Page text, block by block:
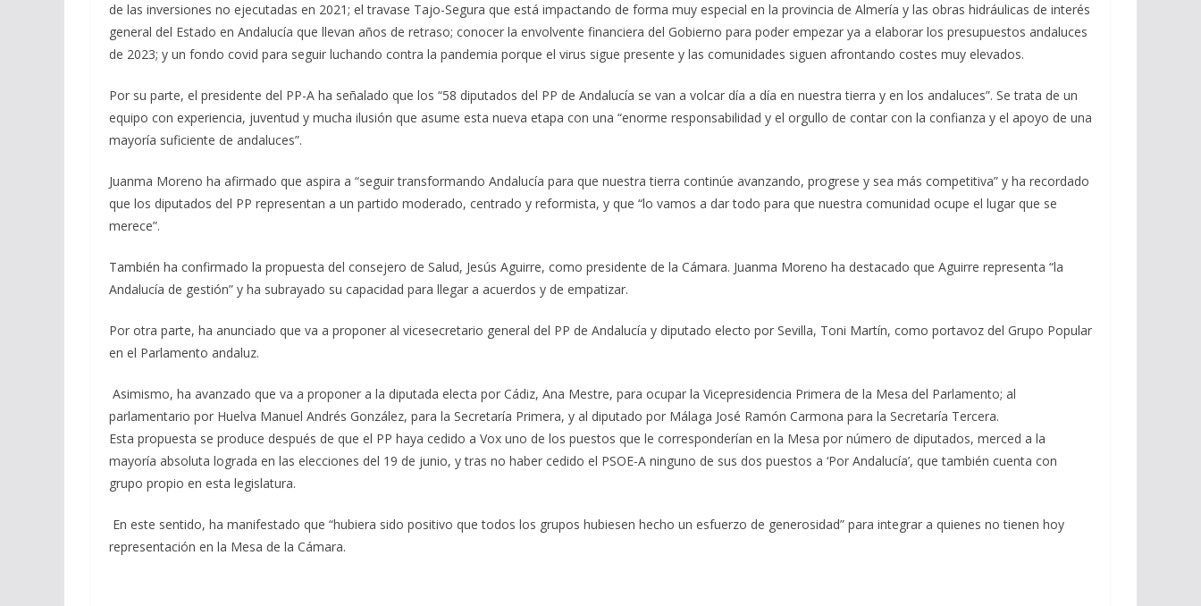
de las inversiones no ejecutadas en 2021; el travase Tajo-Segura que está impactando de forma muy especial en la provincia de Almería y las obras hidráulicas de interés
general del Estado en Andalucía que llevan años de retraso; conocer la envolvente financiera del Gobierno para poder empezar ya a elaborar los presupuestos andaluces
de 2023; y un fondo covid para seguir luchando contra la pandemia porque el virus sigue presente y las comunidades siguen afrontando costes muy elevados.
Por su parte, el presidente del PP-A ha señalado que los “58 diputados del PP de Andalucía se van a volcar día a día en nuestra tierra y en los andaluces”. Se trata de un
equipo con experiencia, juventud y mucha ilusión que asume esta nueva etapa con una “enorme responsabilidad y el orgullo de contar con la confianza y el apoyo de una
mayoría suficiente de andaluces”.
Juanma Moreno ha afirmado que aspira a “seguir transformando Andalucía para que nuestra tierra continúe avanzando, progrese y sea más competitiva” y ha recordado
que los diputados del PP representan a un partido moderado, centrado y reformista, y que “lo vamos a dar todo para que nuestra comunidad ocupe el lugar que se
merece”.
También ha confirmado la propuesta del consejero de Salud, Jesús Aguirre, como presidente de la Cámara. Juanma Moreno ha destacado que Aguirre representa “la
Andalucía de gestión” y ha subrayado su capacidad para llegar a acuerdos y de empatizar.
Por otra parte, ha anunciado que va a proponer al vicesecretario general del PP de Andalucía y diputado electo por Sevilla, Toni Martín, como portavoz del Grupo Popular
en el Parlamento andaluz.
Asimismo, ha avanzado que va a proponer a la diputada electa por Cádiz, Ana Mestre, para ocupar la Vicepresidencia Primera de la Mesa del Parlamento; al
parlamentario por Huelva Manuel Andrés González, para la Secretaría Primera, y al diputado por Málaga José Ramón Carmona para la Secretaría Tercera.
Esta propuesta se produce después de que el PP haya cedido a Vox uno de los puestos que le corresponderían en la Mesa por número de diputados, merced a la
mayoría absoluta lograda en las elecciones del 19 de junio, y tras no haber cedido el PSOE-A ninguno de sus dos puestos a ‘Por Andalucía’, que también cuenta con
grupo propio en esta legislatura.
En este sentido, ha manifestado que “hubiera sido positivo que todos los grupos hubiesen hecho un esfuerzo de generosidad” para integrar a quienes no tienen hoy
representación en la Mesa de la Cámara.